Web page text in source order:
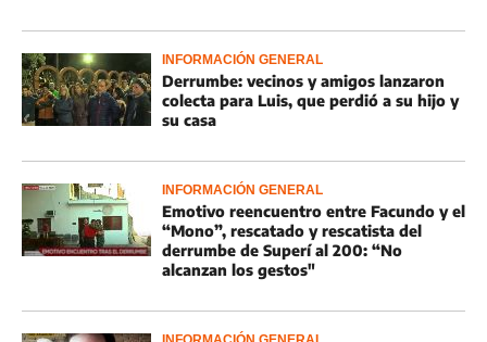
INFORMACIÓN GENERAL
Derrumbe: vecinos y amigos lanzaron
colecta para Luis, que perdió a su hijo y
su casa
INFORMACIÓN GENERAL
Emotivo reencuentro entre Facundo y el
“Mono”, rescatado y rescatista del
derrumbe de Superí al 200: “No
alcanzan los gestos"